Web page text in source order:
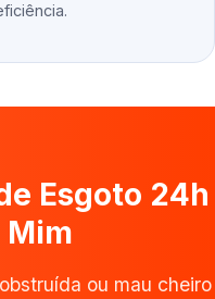
Esgoto 24h
Mim
ou mau cheiro